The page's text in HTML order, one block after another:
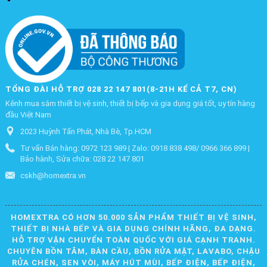
TỔNG ĐÀI HỖ TRỢ 028 22 147 801(8-21H KỂ CẢ T7, CN)
Kênh mua sắm thiết bị vệ sinh, thiết bị bếp và gia dụng giá tốt, uy tín hàng
đầu Việt Nam
2023 Huỳnh Tấn Phát, Nhà Bè, Tp.HCM
Tư vấn Bán hàng: 0972 123 989 | Zalo: 0918 838 498/ 0966 366 899 |
Bảo hành, Sửa chữa: 028 22 147 801
cskh@homextra.vn
HOMEXTRA CÓ HƠN 50.000 SẢN PHẨM THIẾT BỊ VỆ SINH,
THIẾT BỊ NHÀ BẾP VÀ GIA DỤNG CHÍNH HÃNG, ĐA DẠNG.
HỖ TRỢ VẬN CHUYỂN TOÀN QUỐC VỚI GIÁ CẠNH TRANH.
CHUYÊN BỒN TẮM, BÀN CẦU, BỒN RỬA MẶT, LAVABO, CHẬU
RỬA CHÉN, SEN VÒI, MÁY HÚT MÙI, BẾP ĐIỆN, BẾP ĐIỆN,